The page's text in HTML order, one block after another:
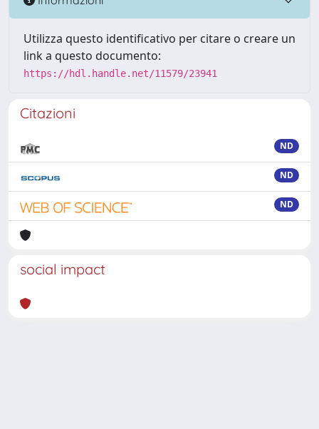
Utilizza questo identificativo per citare o creare un
link a questo documento:
https://hdl.handle.net/11579/23941
Citazioni
ND
ND
ND
social impact